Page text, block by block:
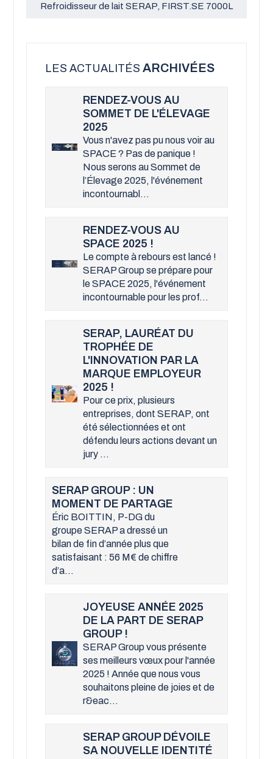
Refroidisseur de lait SERAP, FIRST.SE 7000L
LES ACTUALITÉSARCHIVÉES
RENDEZ-VOUS AU
SOMMET DE L'ÉLEVAGE
2025
Vous n'avez pas pu nous voir au
SPACE ? Pas de panique !
Nous serons au Sommet de
l’Élevage 2025, l'événement
incontournabl...
RENDEZ-VOUS AU
SPACE 2025 !
Le compte à rebours est lancé !
SERAP Group se prépare pour
le SPACE 2025, l'événement
incontournable pour les prof...
SERAP, LAURÉAT DU
TROPHÉE DE
L'INNOVATION PAR LA
MARQUE EMPLOYEUR
2025 !
Pour ce prix, plusieurs
entreprises, dont SERAP, ont
été sélectionnées et ont
défendu leurs actions devant un
jury ...
SERAP GROUP : UN
MOMENT DE PARTAGE
Éric BOITTIN, P-DG du
groupe SERAP a dressé un
bilan de fin d’année plus que
satisfaisant : 56 M€ de chiffre
d’a...
JOYEUSE ANNÉE 2025
DE LA PART DE SERAP
GROUP !
SERAP Group vous présente
ses meilleurs vœux pour l'année
2025 ! Année que nous vous
souhaitons pleine de joies et de
r&eac...
SERAP GROUP DÉVOILE
SA NOUVELLE IDENTITÉ